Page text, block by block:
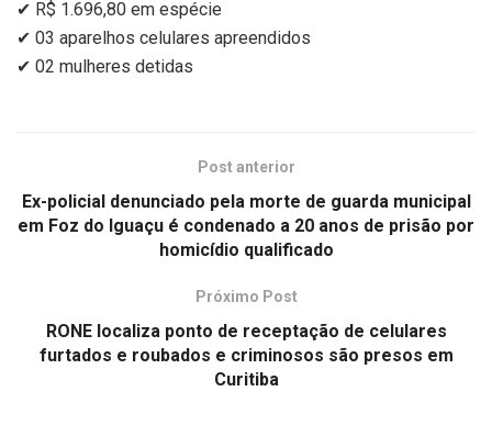
✔ R$ 1.696,80 em espécie
✔ 03 aparelhos celulares apreendidos
✔ 02 mulheres detidas
Post anterior
Ex-policial denunciado pela morte de guarda municipal
em Foz do Iguaçu é condenado a 20 anos de prisão por
homicídio qualificado
Próximo Post
RONE localiza ponto de receptação de celulares
furtados e roubados e criminosos são presos em
Curitiba